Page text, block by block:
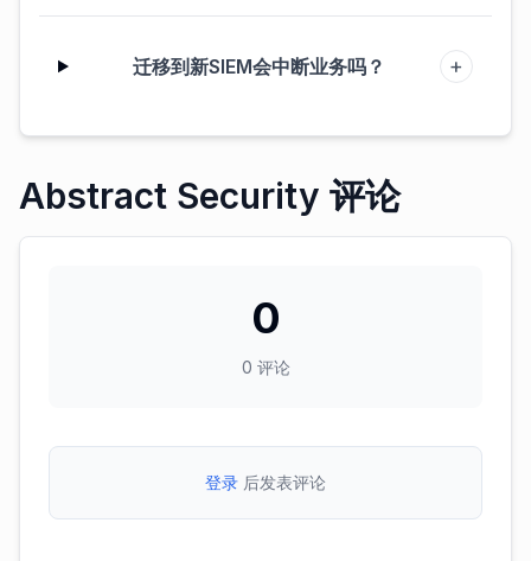
迁移到新SIEM会中断业务吗？ +
Abstract Security 评论
0
0 评论
登录 后发表评论